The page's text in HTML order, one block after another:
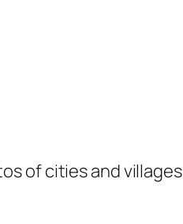
of cities and villages